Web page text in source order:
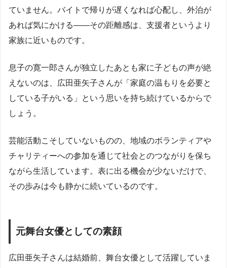
ていません。バイトで帰りが遅くなれば心配し、外泊が
あれば気にかける——その距離感は、支援者というより
家族に近いものです。
息子の寛一郎さんが独立したあとも家に子どもの声が絶
えないのは、広田亜矢子さんが「家庭の温もりを必要と
している子がいる」という思いを持ち続けているからで
しょう。
芸能活動こそしていないものの、地域のボランティアや
チャリティーへの参加を通じて社会とのつながりを保ち
ながら生活しています。表に出る機会が少ないだけで、
その歩みは今も静かに続いているのです。
元舞台女優としての素顔
広田亜矢子さんは結婚前、舞台女優として活躍していま